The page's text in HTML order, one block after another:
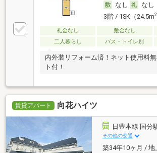
なし
なし
3階 / 1SK（24.5m2
礼金なし 敷金なし
二人暮らし
バス・トイレ別
内外装リフォーム済！ネット使用料
ト付！
賃貸アパート 向花ハイツ
日豊本線 国分
その他の交通
築34年10ヶ月 / 地